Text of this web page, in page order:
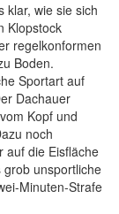
klar, wie sie sich
Klopstock
regelkonformen
Boden.
Sportart auf
Dachauer
Kopf und
noch
auf die Eisfläche
unsportliche
Minuten-Strafe